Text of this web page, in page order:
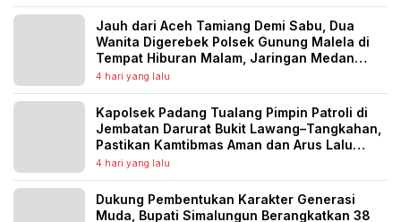
Jauh dari Aceh Tamiang Demi Sabu, Dua
Wanita Digerebek Polsek Gunung Malela di
Tempat Hiburan Malam, Jaringan Medan
Diburu
4 hari yang lalu
Kapolsek Padang Tualang Pimpin Patroli di
Jembatan Darurat Bukit Lawang–Tangkahan,
Pastikan Kamtibmas Aman dan Arus Lalu
Lintas Lancar
4 hari yang lalu
Dukung Pembentukan Karakter Generasi
Muda, Bupati Simalungun Berangkatkan 38